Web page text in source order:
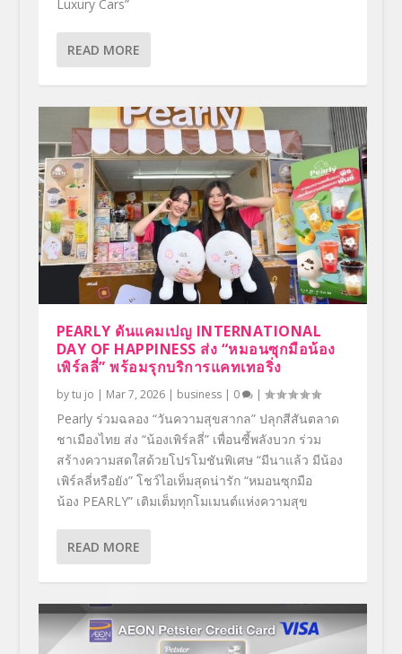
Luxury Cars”
READ MORE
PEARLY ดันแคมเปญ INTERNATIONAL
DAY OF HAPPINESS ส่ง “หมอนซุกมือน้อง
เพิร์ลลี่” พร้อมรุกบริการแคทเทอริ่ง
bytu jo | Mar 7, 2026| business| 0 |
Pearly ร่วมฉลอง “วันความสุขสากล” ปลุกสีสันตลาด
ชาเมืองไทย ส่ง “น้องเพิร์ลลี่” เพื่อนซี้พลังบวก ร่วม
สร้างความสดใสด้วยโปรโมชันพิเศษ “มีนาแล้ว มีน้อง
เพิร์ลลี่หรือยัง” โชว์ไอเท็มสุดน่ารัก “หมอนซุกมือ
น้อง PEARLY” เติมเต็มทุกโมเมนต์แห่งความสุข
READ MORE